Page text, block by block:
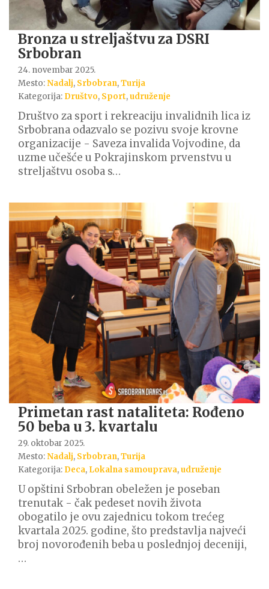
Bronza u streljaštvu za DSRI
Srbobran
24. novembar 2025.
Mesto:Nadalj, Srbobran,Turija
Kategorija: Društvo, Sport,udruženje
Društvo za sport i rekreaciju invalidnih lica iz
Srbobrana odazvalo se pozivu svoje krovne
organizacije - Saveza invalida Vojvodine, da
uzme učešće u Pokrajinskom prvenstvu u
streljaštvu osoba s…
Primetan rast nataliteta: Rođeno
50 beba u 3. kvartalu
29. oktobar 2025.
Mesto:Nadalj, Srbobran,Turija
Kategorija: Deca, Lokalna samouprava,udruženje
U opštini Srbobran obeležen je poseban
trenutak - čak pedeset novih života
obogatilo je ovu zajednicu tokom trećeg
kvartala 2025. godine, što predstavlja najveći
broj novorođenih beba u poslednjoj deceniji,
…